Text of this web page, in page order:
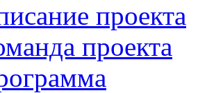
проекта
проекта